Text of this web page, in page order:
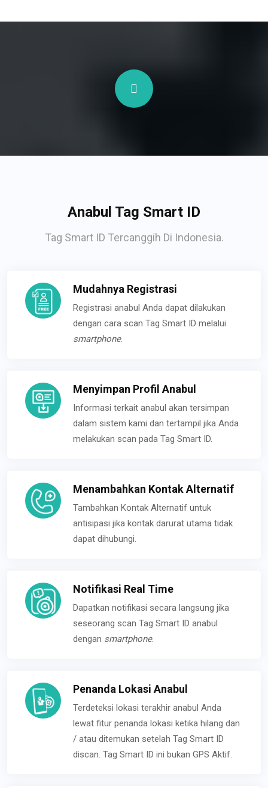
Anabul Tag Smart ID
Tag Smart ID Tercanggih Di Indonesia.
Mudahnya Registrasi
Registrasi anabul Anda dapat dilakukan
dengan cara scan Tag Smart ID melalui
smartphone.
Menyimpan Profil Anabul
Informasi terkait anabul akan tersimpan
dalam sistem kami dan tertampil jika Anda
melakukan scan pada Tag Smart ID.
Menambahkan Kontak Alternatif
Tambahkan Kontak Alternatif untuk
antisipasi jika kontak darurat utama tidak
dapat dihubungi.
Notifikasi Real Time
Dapatkan notifikasi secara langsung jika
seseorang scan Tag Smart ID anabul
dengan smartphone.
Penanda Lokasi Anabul
Terdeteksi lokasi terakhir anabul Anda
lewat fitur penanda lokasi ketika hilang dan
/ atau ditemukan setelah Tag Smart ID
discan. Tag Smart ID ini bukan GPS Aktif.